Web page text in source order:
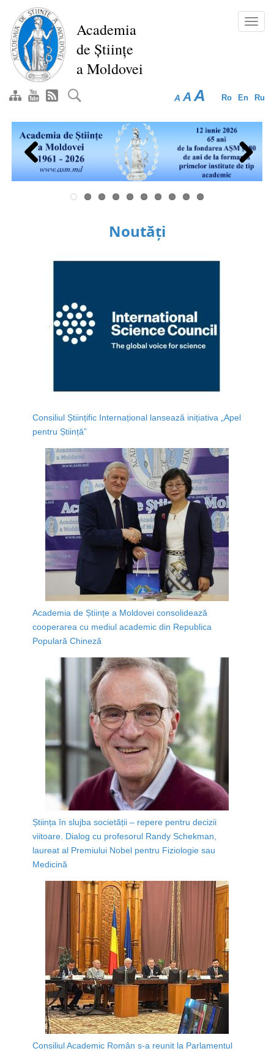
conţinutul
principal
Academia
de Științe
a Moldovei
Ro En Ru
A A A
Previous Next
Noutăți
Consiliul Științific Internațional lansează inițiativa „Apel
pentru Știință”
Academia de Științe a Moldovei consolidează
cooperarea cu mediul academic din Republica
Populară Chineză
Știința în slujba societății – repere pentru decizii
viitoare. Dialog cu profesorul Randy Schekman,
laureat al Premiului Nobel pentru Fiziologie sau
Medicină
Consiliul Academic Român s-a reunit la Parlamentul